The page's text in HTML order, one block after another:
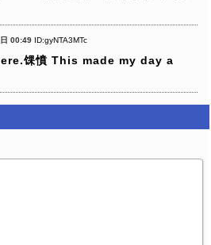
00:49 ID:gyNTA3MTc
馃憤 This made my day a